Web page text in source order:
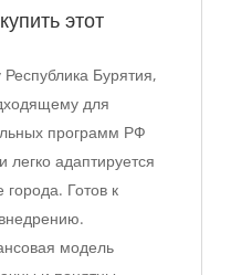
этот
Бурятия,
для
программ РФ
легко адаптируется
Готов к
модель